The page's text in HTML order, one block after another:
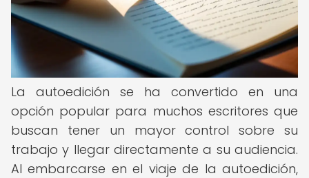
La autoedición se ha convertido en una
opción popular para muchos escritores que
buscan tener un mayor control sobre su
trabajo y llegar directamente a su audiencia.
Al embarcarse en el viaje de la autoedición,